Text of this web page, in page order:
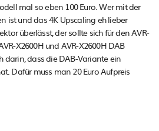
mal so eben 100 Euro. Wer mit der
ist und das 4K Upscaling eh lieber
überlässt, der sollte sich für den AVR-
X2600H und AVR-X2600H DAB
darin, dass die DAB-Variante ein
Dafür muss man 20 Euro Aufpreis